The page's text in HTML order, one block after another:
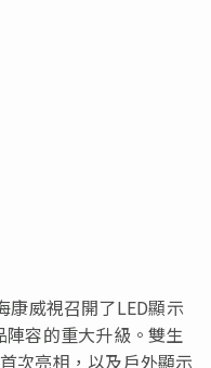
威視召開了LED顯示
容的重大升級。雙生
次亮相，以及戶外顯示